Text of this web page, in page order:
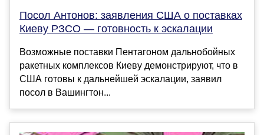
Посол Антонов: заявления США о поставках
Киеву РЗСО — готовность к эскалации
Возможные поставки Пентагоном дальнобойных
ракетных комплексов Киеву демонстрируют, что в
США готовы к дальнейшей эскалации, заявил
посол в Вашингтон...